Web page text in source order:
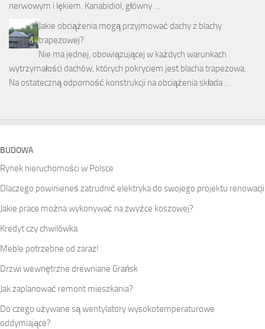
nerwowym i lękiem. Kanabidiol, główny …
Jakie obciążenia mogą przyjmować dachy z blachy
trapezowej?
Nie ma jednej, obowiązującej w każdych warunkach
wytrzymałości dachów, których pokryciem jest blacha trapezowa.
Na ostateczną odporność konstrukcji na obciążenia składa …
BUDOWA
Rynek nieruchomości w Polsce
Dlaczego powinieneś zatrudnić elektryka do swojego projektu renowacji
Jakie prace można wykonywać na zwyżce koszowej?
Kredyt czy chwilówka
Meble potrzebne od zaraz!
Drzwi wewnętrzne drewniane Grańsk
Jak zaplanować remont mieszkania?
Do czego używane są wentylatory wysokotemperaturowe
oddymiające?